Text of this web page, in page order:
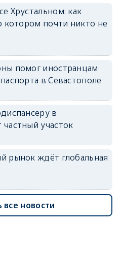
Хрустальном: как
котором почти никто не
помог иностранцам
в Севастополе
в
участок
рынок ждёт глобальная
все новости